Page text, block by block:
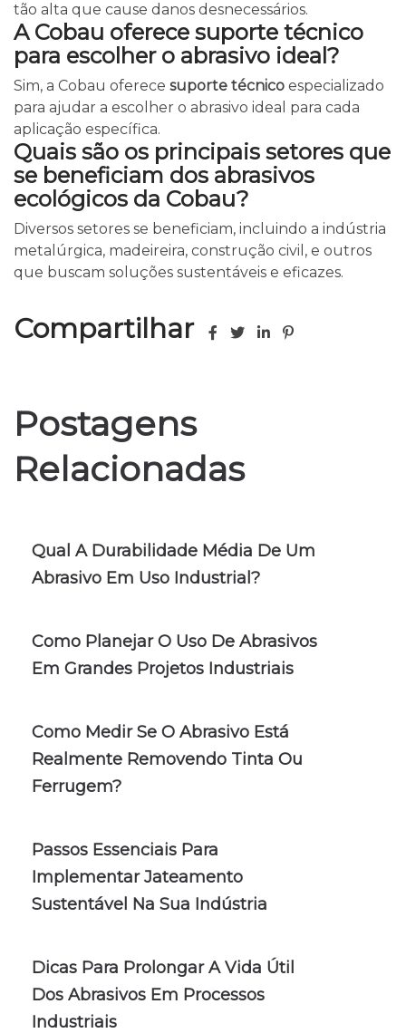
tão alta que cause danos desnecessários.
A Cobau oferece suporte técnico
para escolher o abrasivo ideal?
Sim, a Cobau oferece suporte técnico especializado
para ajudar a escolher o abrasivo ideal para cada
aplicação específica.
Quais são os principais setores que
se beneficiam dos abrasivos
ecológicos da Cobau?
Diversos setores se beneficiam, incluindo a indústria
metalúrgica, madeireira, construção civil, e outros
que buscam soluções sustentáveis e eficazes.
Compartilhar
Postagens
Relacionadas
Qual A Durabilidade Média De Um
Abrasivo Em Uso Industrial?
Como Planejar O Uso De Abrasivos
Em Grandes Projetos Industriais
Como Medir Se O Abrasivo Está
Realmente Removendo Tinta Ou
Ferrugem?
Passos Essenciais Para
Implementar Jateamento
Sustentável Na Sua Indústria
Dicas Para Prolongar A Vida Útil
Dos Abrasivos Em Processos
Industriais